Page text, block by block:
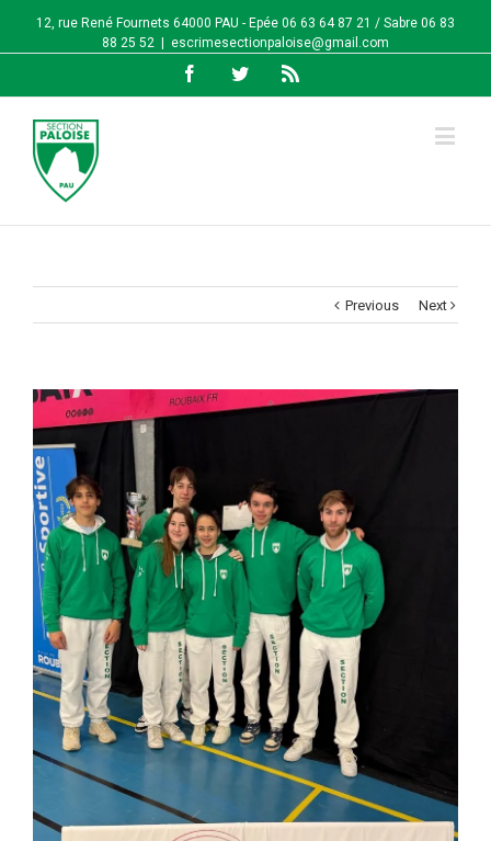
12, rue René Fournets 64000 PAU - Epée 06 63 64 87 21 / Sabre 06 83
88 25 52
escrimesectionpaloise@gmail.com
FacebookTwitter
Previous Next
View
Larger
Image